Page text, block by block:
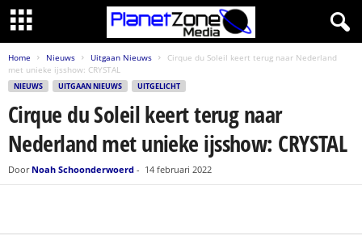
Home Nieuws Uitgaan Nieuws
Cirque du Soleil keert terug naar Nederland
met unieke ijsshow: CRYSTAL
NIEUWS UITGAAN NIEUWS UITGELICHT
Cirque du Soleil keert terug naar
Nederland met unieke ijsshow: CRYSTAL
Door Noah Schoonderwoerd - 14 februari 2022